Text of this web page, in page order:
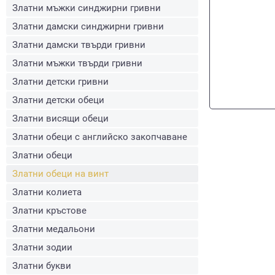
Златни мъжки синджирни гривни
Златни дамски синджирни гривни
Златни дамски твърди гривни
Златни мъжки твърди гривни
Златни детски гривни
Златни детски обеци
Златни висящи обеци
Златни обеци с английско закопчаване
Златни обеци
Златни обеци на винт
Златни колиета
Златни кръстове
Златни медальони
Златни зодии
Златни букви